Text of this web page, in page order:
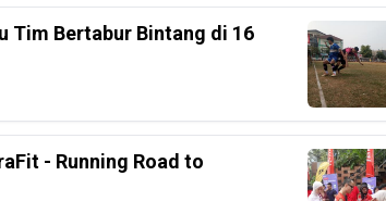
Tim Bertabur Bintang di 16
- Running Road to